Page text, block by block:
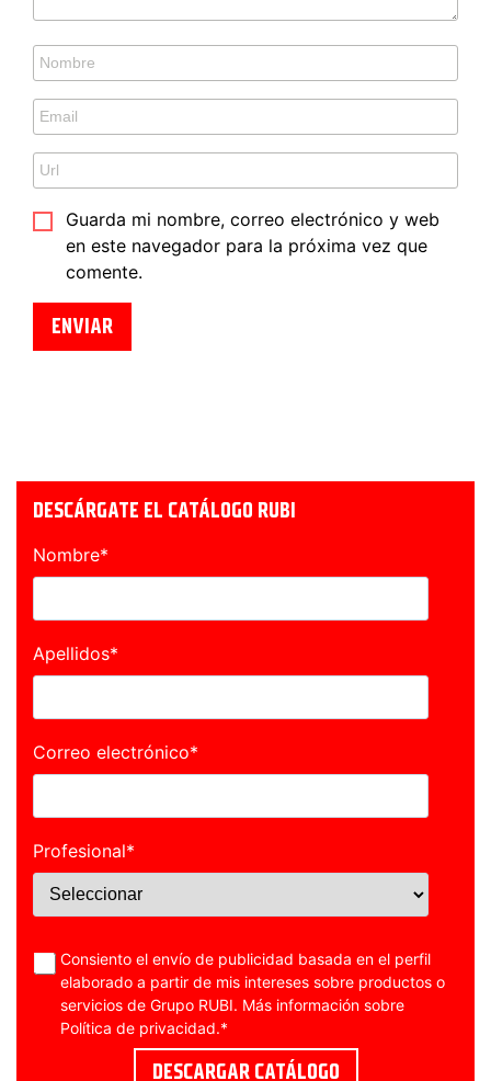
Guarda mi nombre, correo electrónico y web
en este navegador para la próxima vez que
comente.
DESCÁRGATE EL CATÁLOGO RUBI
Nombre*
Apellidos*
Correo electrónico*
Profesional*
Consiento el envío de publicidad basada en el perfil
elaborado a partir de mis intereses sobre productos o
servicios de Grupo RUBI. Más información sobre
Política de privacidad.*